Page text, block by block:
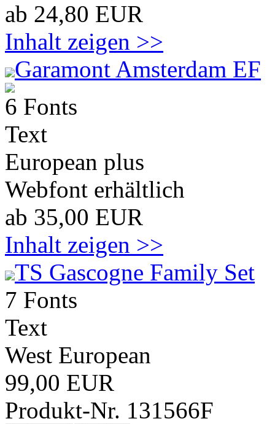
ab 24,80 EUR
Inhalt zeigen >>
Garamont Amsterdam EF
6 Fonts
Text
European plus
Webfont erhältlich
ab 35,00 EUR
Inhalt zeigen >>
TS Gascogne Family Set
7 Fonts
Text
West European
99,00 EUR
Produkt-Nr. 131566F